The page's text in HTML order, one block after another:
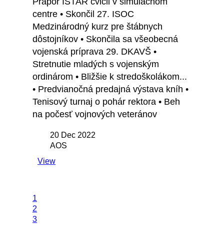
centre • Skončil 27. ISOC
Medzinárodný kurz pre štábnych
dôstojníkov • Skončila sa všeobecná
vojenská príprava 29. DKAVŠ •
Stretnutie mladých s vojenským
ordinárom • Bližšie k stredoškolákom...
• Predvianočná predajná výstava kníh •
Tenisový turnaj o pohár rektora • Beh
na počesť vojnových veteránov
20 Dec 2022
AOS
View
1
2
3